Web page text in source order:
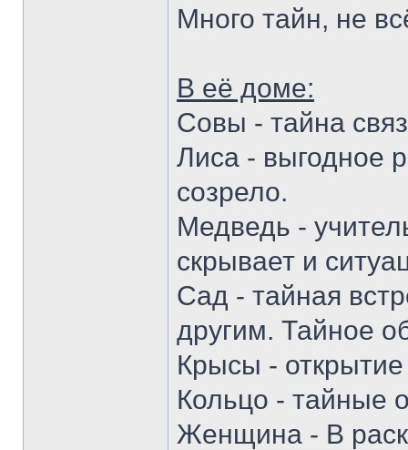
Много тайн, не
В её доме:
Совы - тайна
Лиса - выгодное
созрело.
Медведь -
скрывает и
Сад - тайная
другим. Тайное
Крысы -
Кольцо - тайные
Женщина - В